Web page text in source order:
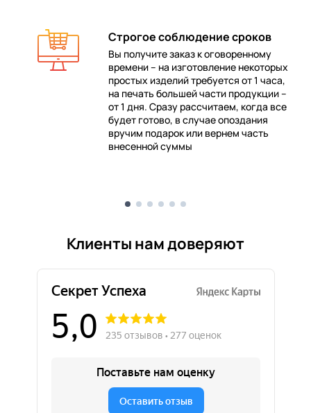
Строгое соблюдение сроков
Вы получите заказ к оговоренному
времени – на изготовление некоторых
простых изделий требуется от 1 часа,
на печать большей части продукции –
от 1 дня. Сразу рассчитаем, когда все
будет готово, в случае опоздания
вручим подарок или вернем часть
внесенной суммы
Клиенты нам доверяют